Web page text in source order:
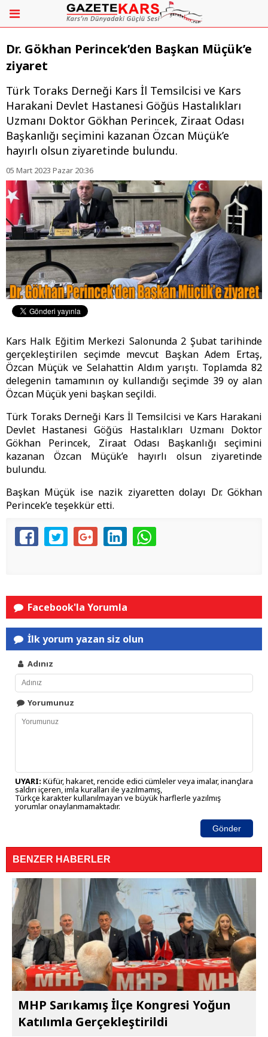
Dr. Gökhan Perincek’den Başkan Müçük’e
ziyaret
Türk Toraks Derneği Kars İl Temsilcisi ve Kars
Harakani Devlet Hastanesi Göğüs Hastalıkları
Uzmanı Doktor Gökhan Perincek, Ziraat Odası
Başkanlığı seçimini kazanan Özcan Müçük’e
hayırlı olsun ziyaretinde bulundu.
05 Mart 2023 Pazar 20:36
Kars Halk Eğitim Merkezi Salonunda 2 Şubat tarihinde
gerçekleştirilen seçimde mevcut Başkan Adem Ertaş,
Özcan Müçük ve Selahattin Aldım yarıştı. Toplamda 82
delegenin tamamının oy kullandığı seçimde 39 oy alan
Özcan Müçük yeni başkan seçildi.
Türk Toraks Derneği Kars İl Temsilcisi ve Kars Harakani
Devlet Hastanesi Göğüs Hastalıkları Uzmanı Doktor
Gökhan Perincek, Ziraat Odası Başkanlığı seçimini
kazanan Özcan Müçük’e hayırlı olsun ziyaretinde
bulundu.
Başkan Müçük ise nazik ziyaretten dolayı Dr. Gökhan
Perincek’e teşekkür etti.
Facebook'la Yorumla
İlk yorum yazan siz olun
Adınız
Yorumunuz
UYARI: Küfür, hakaret, rencide edici cümleler veya imalar, inançlara
saldırı içeren, imla kuralları ile yazılmamış,
Türkçe karakter kullanılmayan ve büyük harflerle yazılmış
yorumlar onaylanmamaktadır.
Gönder
BENZER HABERLER
MHP Sarıkamış İlçe Kongresi Yoğun
Katılımla Gerçekleştirildi